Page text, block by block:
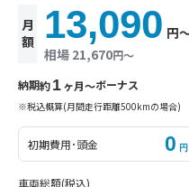
月
額
相場 21,670円〜
13,090 円
納期約1ヶ月〜ボーナス
※税込概算(月間走行距離500kmの場合)
初期費用･頭金 0 円
車両総額(税込)